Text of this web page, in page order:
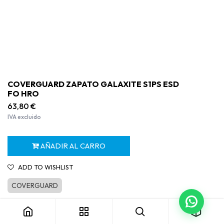
COVERGUARD ZAPATO GALAXITE S1PS ESD
FO HRO
63,80 €
IVA excluido
AÑADIR AL CARRO
ADD TO WISHLIST
COVERGUARD
Categoría: VH Protección de los pies